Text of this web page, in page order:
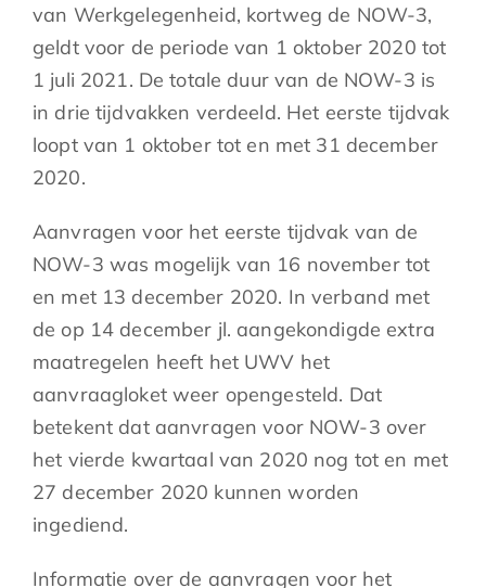
van Werkgelegenheid, kortweg de NOW-3,
geldt voor de periode van 1 oktober 2020 tot
1 juli 2021. De totale duur van de NOW-3 is
in drie tijdvakken verdeeld. Het eerste tijdvak
loopt van 1 oktober tot en met 31 december
2020.
Aanvragen voor het eerste tijdvak van de
NOW-3 was mogelijk van 16 november tot
en met 13 december 2020. In verband met
de op 14 december jl. aangekondigde extra
maatregelen heeft het UWV het
aanvraagloket weer opengesteld. Dat
betekent dat aanvragen voor NOW-3 over
het vierde kwartaal van 2020 nog tot en met
27 december 2020 kunnen worden
ingediend.
Informatie over de aanvragen voor het